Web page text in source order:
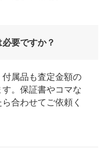
要ですか？
属品も査定金額の
。保証書やコマな
合わせてご依頼く